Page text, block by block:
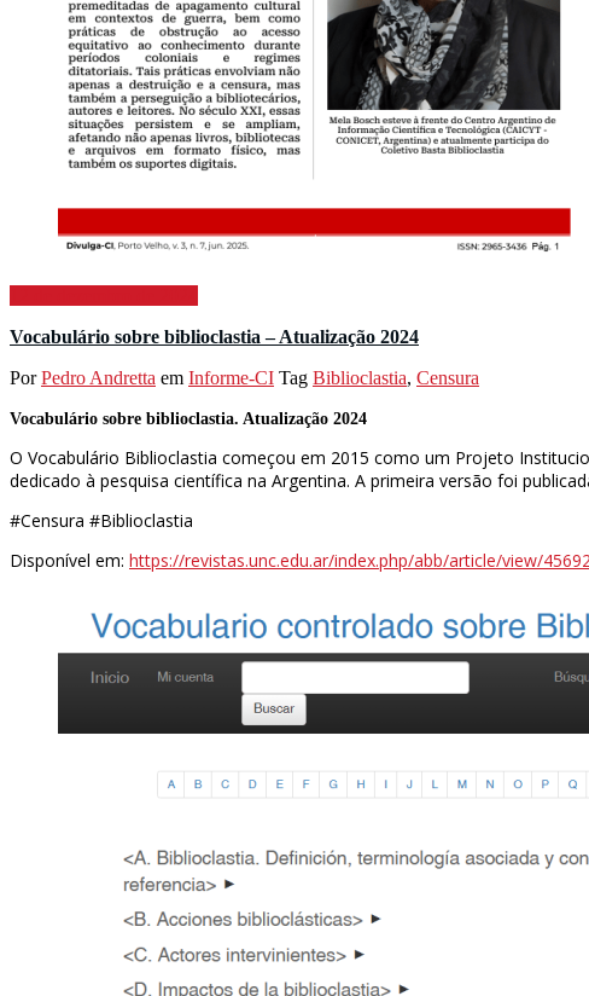
Vocabulário sobre biblioclastia – Atualização 2024
PorPedro Andretta em Informe-CI Tag Biblioclastia, Censura
Vocabulário sobre biblioclastia. Atualização 2024
O Vocabulário Biblioclastia começou em 2015 como um Projeto
dedicado à pesquisa científica na Argentina. A primeira versão foi
#Censura #Biblioclastia
Disponível em: https://revistas.unc.edu.ar/index.php/abb/article/view/